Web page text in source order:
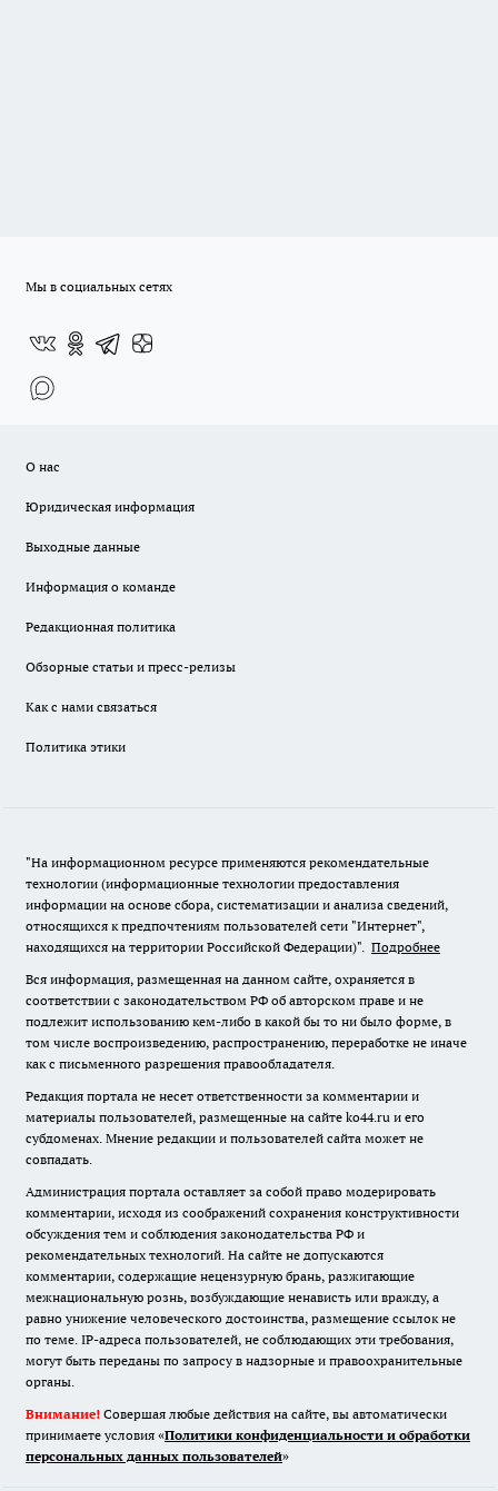
Мы в социальных сетях
О нас
Юридическая информация
Выходные данные
Информация о команде
Редакционная политика
Обзорные статьи и пресс-релизы
Как с нами связаться
Политика этики
"На информационном ресурсе применяются рекомендательные
технологии (информационные технологии предоставления
информации на основе сбора, систематизации и анализа сведений,
относящихся к предпочтениям пользователей сети "Интернет",
находящихся на территории Российской Федерации)". Подробнее
Вся информация, размещенная на данном сайте, охраняется в
соответствии с законодательством РФ об авторском праве и не
подлежит использованию кем-либо в какой бы то ни было форме, в
том числе воспроизведению, распространению, переработке не иначе
как с письменного разрешения правообладателя.
Редакция портала не несет ответственности за комментарии и
материалы пользователей, размещенные на сайте ko44.ru и его
субдоменах. Мнение редакции и пользователей сайта может не
совпадать.
Администрация портала оставляет за собой право модерировать
комментарии, исходя из соображений сохранения конструктивности
обсуждения тем и соблюдения законодательства РФ и
рекомендательных технологий. На сайте не допускаются
комментарии, содержащие нецензурную брань, разжигающие
межнациональную рознь, возбуждающие ненависть или вражду, а
равно унижение человеческого достоинства, размещение ссылок не
по теме. IP-адреса пользователей, не соблюдающих эти требования,
могут быть переданы по запросу в надзорные и правоохранительные
органы.
Внимание! Совершая любые действия на сайте, вы автоматически
принимаете условия «Политики конфиденциальности и обработки
персональных данных пользователей»